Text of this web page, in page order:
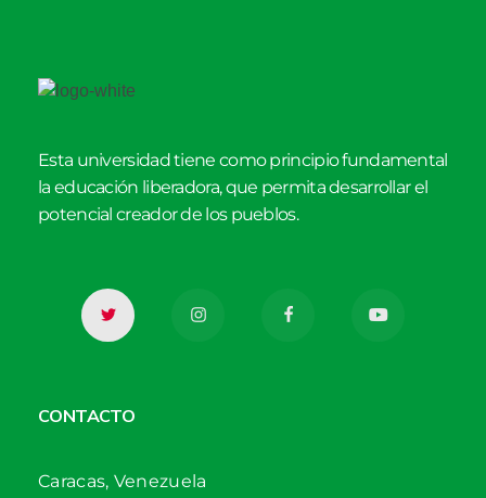
Esta universidad tiene como principio fundamental
la educación liberadora, que permita desarrollar el
potencial creador de los pueblos.
CONTACTO
Caracas, Venezuela